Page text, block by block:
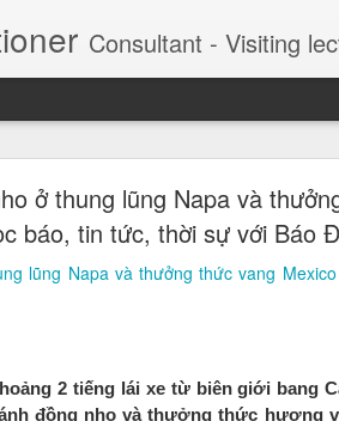
ở thung lũng Napa và
báo, tin tức, thời sự với Báo
lũng Napa và thưởng thức vang
2 tiếng lái xe từ biên giới bang
đồng nho và thưởng thức hương
Consultant - Visiting lecturer - Freelancer This is the content composed, collected and filtered to provide a
của hot boy lừa 57 tỷ
luôn gắn với hàng hiệu,
Khánh Nguyên) vừa bị Công an TP
Nguyễn được mệnh danh là 'CEO triệu
lập kiêm CEO của nhiều startup triệu